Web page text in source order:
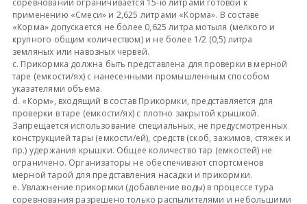
применению «Смеси» и 2,625 литрами «Корма». В составе
«Корма» допускается не более 0,625 литра мотыля (мелкого и
крупного общим количеством) и не более 1/2 (0,5) литра
земляных или навозных червей.
c. Прикормка должна быть представлена для проверки в мерной
таре (емкости/ях) с нанесенными промышленным способом
указателями объема.
d. «Корм», входящий в состав Прикормки, представляется для
проверки в таре (емкости/ях) с плотно закрытой крышкой.
Запрещается использование специальных, не предусмотренных
конструкцией тары (емкости/ей), средств (скоб, зажимов, стяжек и
пр.) удержания крышки. Общее количество тар (емкостей) не
ограничено. Организаторы не обеспечивают спортсменов
мерной тарой для представления насадки и прикормки.
e. Увлажнение прикормки (добавление воды) в процессе тура
соревнования разрешено только распылителями и небольшими